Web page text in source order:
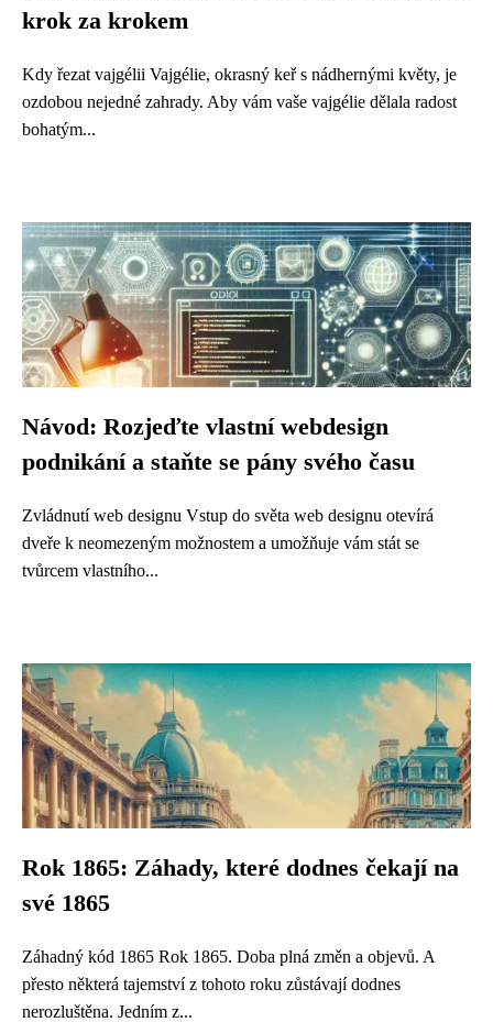
krok za krokem
Kdy řezat vajgélii Vajgélie, okrasný keř s nádhernými květy, je
ozdobou nejedné zahrady. Aby vám vaše vajgélie dělala radost
bohatým...
Návod: Rozjeďte vlastní webdesign
podnikání a staňte se pány svého času
Zvládnutí web designu Vstup do světa web designu otevírá
dveře k neomezeným možnostem a umožňuje vám stát se
tvůrcem vlastního...
Rok 1865: Záhady, které dodnes čekají na
své 1865
Záhadný kód 1865 Rok 1865. Doba plná změn a objevů. A
přesto některá tajemství z tohoto roku zůstávají dodnes
nerozluštěna. Jedním z...